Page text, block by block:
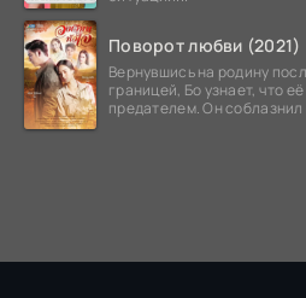
Поворот любви (2021)
Вернувшись на родину
границей, Бо узнает, что
предателем. Он